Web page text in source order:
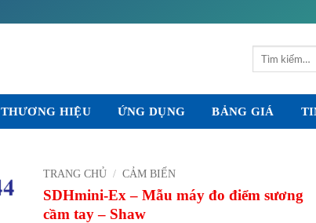
Tìm
THƯƠNG HIỆU ỨNG DỤNG BẢNG GIÁ
TRANG CHỦ / CẢM BIẾN
SDHmini-Ex – Mẫu máy đo điểm sương
cầm tay – Shaw